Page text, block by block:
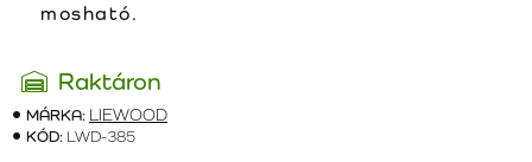
mosható.
Raktáron
MÁRKA: LIEWOOD
KÓD: LWD-385